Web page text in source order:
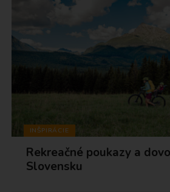
INŠPIRÁCIE
Rekreačné poukazy a
Slovensku